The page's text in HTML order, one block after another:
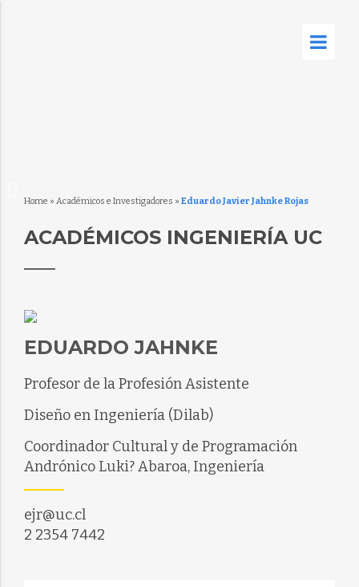
Home » Académicos e Investigadores » Eduardo Javier Jahnke Rojas
ACADÉMICOS INGENIERÍA UC
EDUARDO JAHNKE
Profesor de la Profesión Asistente
Diseño en Ingeniería (Dilab)
Coordinador Cultural y de Programación
Andrónico Luki? Abaroa, Ingeniería
ejr@uc.cl
2 2354 7442